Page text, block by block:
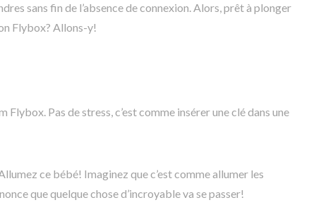
sans fin de l’absence de connexion. Alors, prêt à plonger
Flybox? Allons-y!
Pas de stress, c’est comme insérer une clé dans une
ce bébé! Imaginez que c’est comme allumer les
que quelque chose d’incroyable va se passer!